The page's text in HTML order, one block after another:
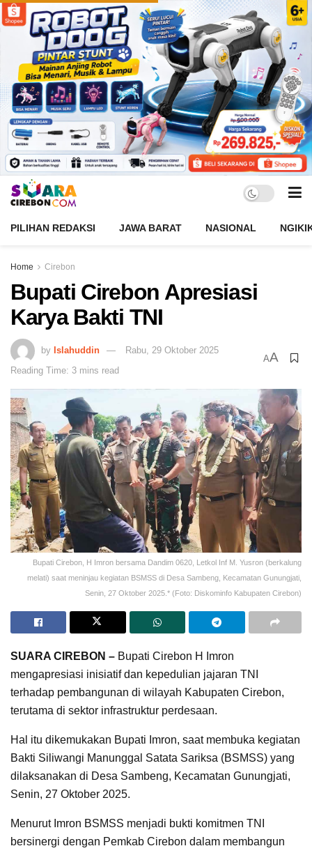
PILIHAN REDAKSI JAWA BARAT NASIONAL
Home Cirebon
Bupati Cirebon Apresiasi
Karya Bakti TNI
by Islahuddin
Rabu, 29 Oktober 2025
Reading Time: 3 mins read
AA
Bupati Cirebon, H Imron bersama Dandim 0620, Letkol Inf M. Yusron (berkalung
melati) saat meninjau kegiatan BSMSS di Desa Sambeng, Kecamatan Gunungjati,
Senin, 27 Oktober 2025.* (Foto: Diskominfo Kabupaten Cirebon)
SUARA CIREBON – Bupati Cirebon H Imron
mengapresiasi inisiatif dan kepedulian jajaran TNI
terhadap pembangunan di wilayah Kabupaten Cirebon,
terutama di sektor infrastruktur perdesaan.
Hal itu dikemukakan Bupati Imron, saat membuka kegiatan
Bakti Siliwangi Manunggal Satata Sariksa (BSMSS) yang
dilaksanakan di Desa Sambeng, Kecamatan Gunungjati,
Senin, 27 Oktober 2025.
Menurut Imron BSMSS menjadi bukti komitmen TNI
bersinergi dengan Pemkab Cirebon dalam membangun